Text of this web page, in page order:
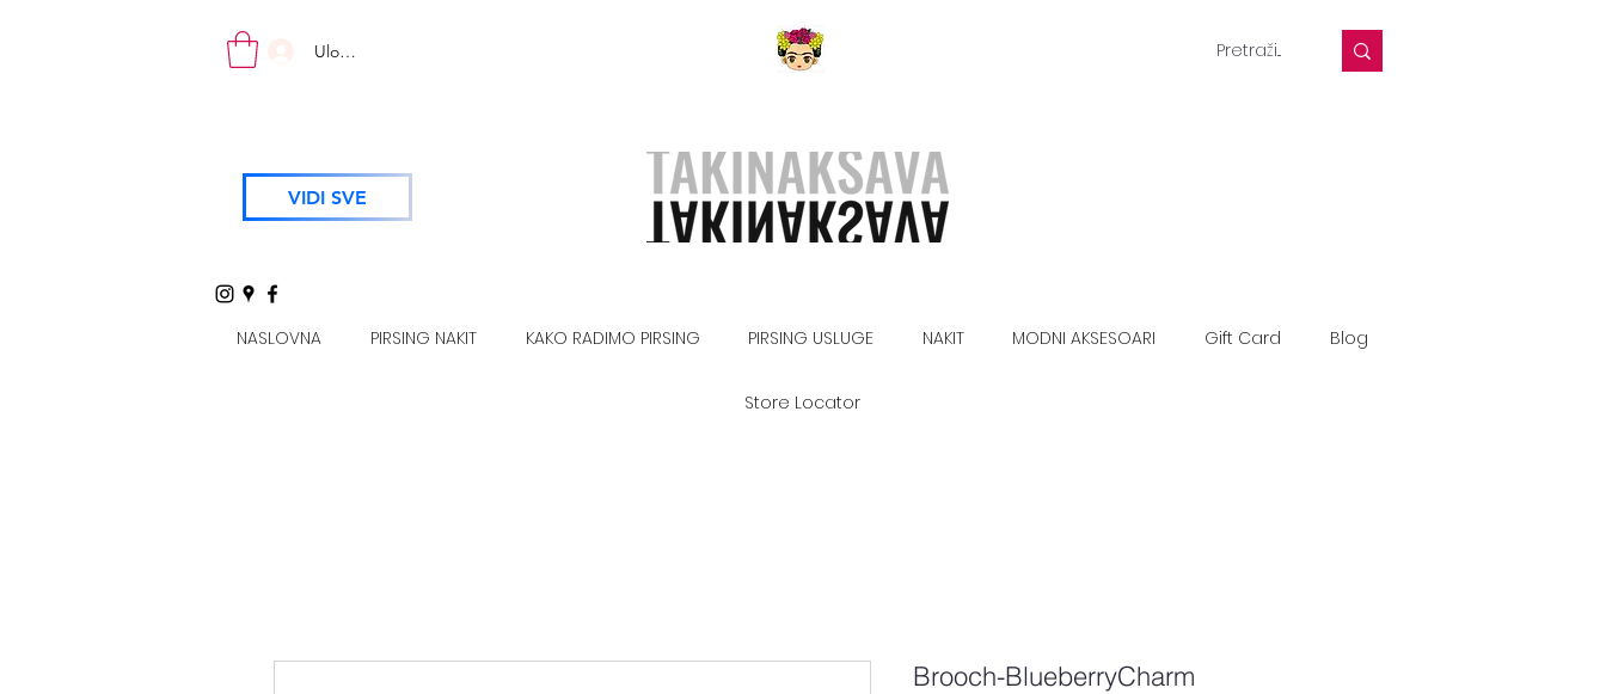
Uloguj se
VIDI SVE
NASLOVNA PIRSING NAKIT KAKO RADIMO PIRSING PIRSING USLUGE NAKIT MODNI AKSESOARI Gift Card Blog
Store Locator
Brooch-BlueberryCharm